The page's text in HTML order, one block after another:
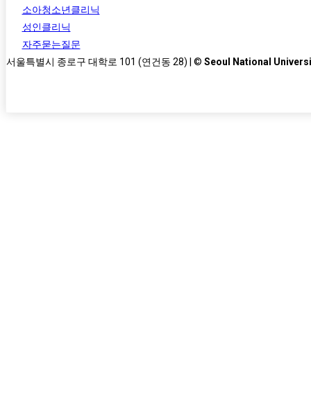
소아청소년클리닉
성인클리닉
자주묻는질문
서울특별시 종로구 대학로 101 (연건동 28) | © Seoul National